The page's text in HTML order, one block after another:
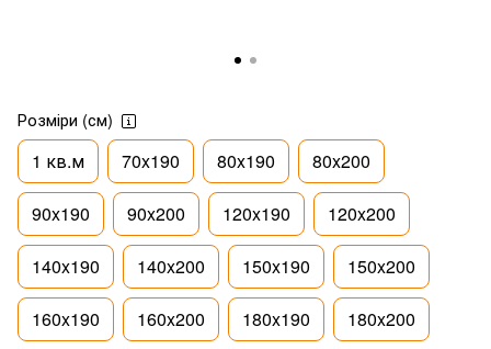
Розміри (см)
1 кв.м 70x190 80x190 80x200
90x190 90x200 120x190 120x200
140x190 140x200 150x190 150x200
160x190 160x200 180x190 180x200